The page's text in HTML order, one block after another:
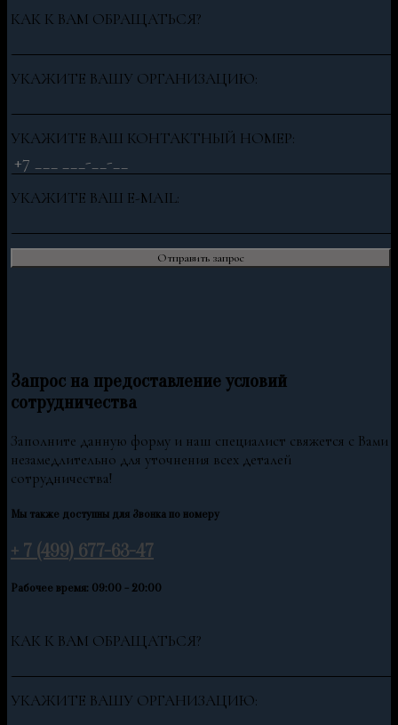
КАК К ВАМ ОБРАЩАТЬСЯ?
УКАЖИТЕ ВАШУ ОРГАНИЗАЦИЮ:
УКАЖИТЕ ВАШ КОНТАКТНЫЙ НОМЕР:
УКАЖИТЕ ВАШ E-MAIL:
Запрос на предоставление условий
сотрудничества
Заполните данную форму и наш специалист свяжется с Вами
незамедлительно для уточнения всех деталей
сотрудничества!
Мы также доступны для Звонка по номеру
+ 7 (499) 677-63-47
Рабочее время: 09:00 - 20:00
КАК К ВАМ ОБРАЩАТЬСЯ?
УКАЖИТЕ ВАШУ ОРГАНИЗАЦИЮ: